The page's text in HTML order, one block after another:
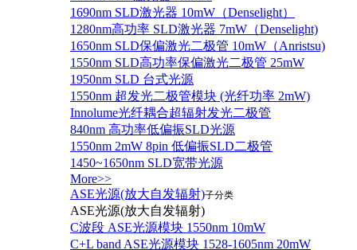
1690nm SLD激光器 10mW（Denselight）
1280nm高功率 SLD激光器 7mW（Denselight)
1650nm SLD保偏激光二极管 10mW（Anristsu)
1550nm SLD高功率保偏激光二极管 25mW
1950nm SLD 台式光源
1550nm 超发光二极管模块 (光纤功率 2mW)
Innolume光纤耦合超辐射发光二极管
840nm 高功率低偏振SLD光源
1550nm 2mW 8pin 低偏振SLD二极管
1450~1650nm SLD宽带光源
More>>
ASE光源(放大自发辐射)子分类
ASE光源(放大自发辐射)
C波段 ASE光源模块 1550nm 10mW
C+L band ASE光源模块 1528-1605nm 20mW